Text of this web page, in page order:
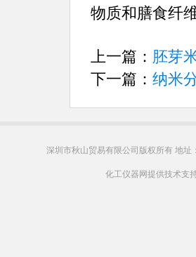
物质和膳食纤
上一篇： 胚芽
下一篇： 纳米
深圳市秋山贸易有限公司版权所有 地址
化工仪器网提供技术支